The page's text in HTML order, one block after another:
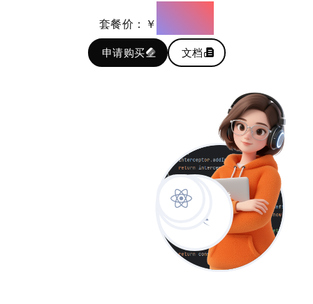
套餐价：￥4980
申请购买 文档